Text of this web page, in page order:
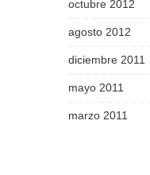
octubre 2012
agosto 2012
diciembre 2011
mayo 2011
marzo 2011